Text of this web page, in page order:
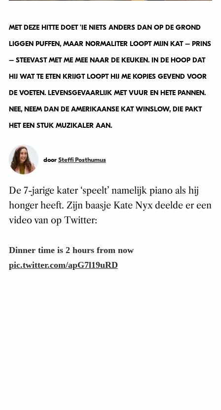
MET DEZE HITTE DOET ‘IE NIETS ANDERS DAN OP DE GROND
LIGGEN PUFFEN, MAAR NORMALITER LOOPT MIJN KAT – PRINS
– STEEVAST MET ME MEE NAAR DE KEUKEN. IN DE HOOP DAT
HIJ WAT TE ETEN KRIJGT LOOPT HIJ ME KOPJES GEVEND VOOR
DE VOETEN. LEVENSGEVAARLIJK MET VUUR EN HETE PANNEN.
NEE, NEEM DAN DE AMERIKAANSE KAT WINSLOW, DIE PAKT
HET EEN STUK MUZIKALER AAN.
door Steffi Posthumus
De 7-jarige kater ‘speelt’ namelijk piano als hij
honger heeft. Zijn baasje Kate Nyx deelde er een
video van op Twitter:
Dinner time is 2 hours from now
pic.twitter.com/apG7l19uRD